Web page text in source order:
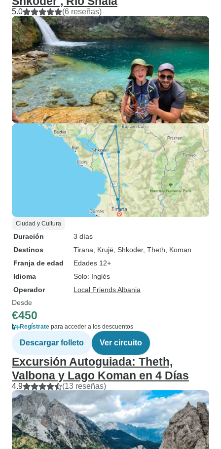
5.0 (6 reseñas)
Ciudad y Cultura
Duración
3 días
Destinos
Tirana , Krujë , Shkoder, Theth , Koman
Franja de edad
Edades 12+
Idioma
Solo: Inglés
Operador
Local Friends Albania
Desde
€450
Regístrate para acceder a los descuentos
Descargar folleto Ver circuito
Excursión Autoguiada: Theth,
Valbona y Lago Koman en 4 Días
4.9 (13 reseñas)